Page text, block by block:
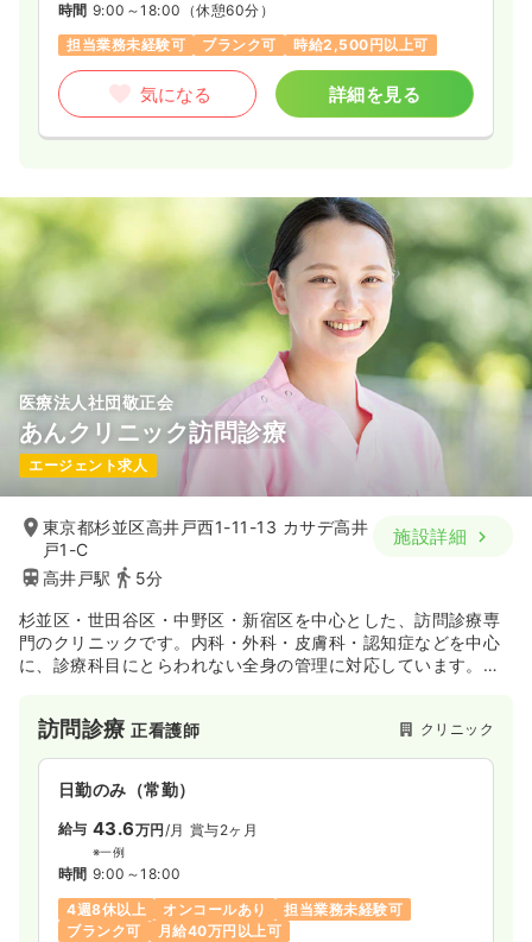
時間 9:00～18:00 （休憩60分）
担当業務未経験可
ブランク可 時給2,500円以上可
気になる 詳細を見る
医療法人社団敬正会
あんクリニック訪問診療
エージェント求人
東京都杉並区高井戸西1-11-13 カサデ高井
戸1-C
高井戸駅
5分
施設詳細
杉並区・世田谷区・中野区・新宿区を中心とした、訪問診療専
門のクリニックです。内科・外科・皮膚科・認知症などを中心
に、診療科目にとらわれない全身の管理に対応しています。重
訪問診療正看護師 クリニック
日勤のみ（常勤）
給与 43.6万円/月 賞与2ヶ月
※一例
時間 9:00～18:00
4週8休以上
オンコールあり
担当業務未経験可
ブランク可
月給40万円以上可